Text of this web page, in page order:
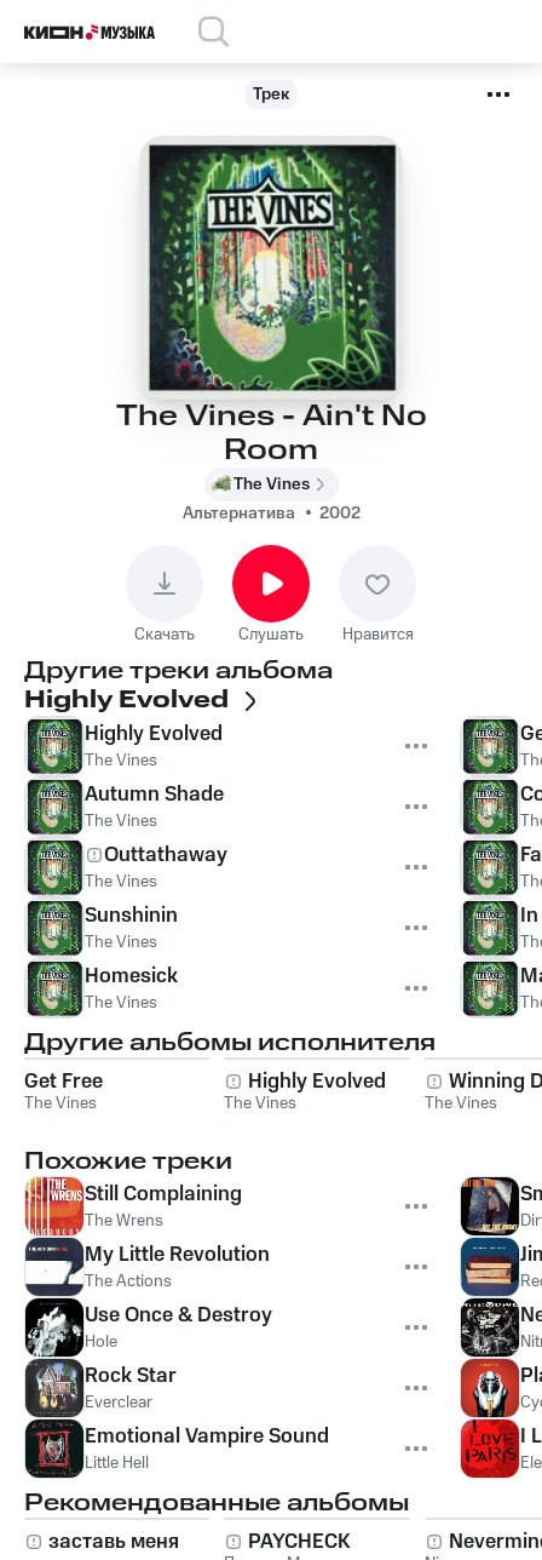
Трек
The Vines - Ain't No
Room
The Vines
Альтернатива
2002
Скачать Слушать Нравится
Другие треки альбома
Highly Evolved
Highly Evolved
The Vines
Autumn Shade
The Vines
Outtathaway
The Vines
Sunshinin
The Vines
Homesick
The Vines
Другие альбомы исполнителя
Get Free
The Vines
Highly Evolved
The Vines
Winning
The Vines
Похожие треки
Still Complaining
The Wrens
My Little Revolution
The Actions
Use Once & Destroy
Hole
Rock Star
Everclear
Emotional Vampire Sound
Little Hell
I
Рекомендованные альбомы
заставь меня
PAYCHECK